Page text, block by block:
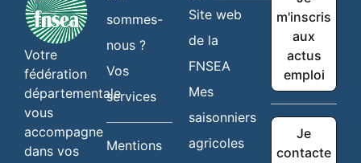
Votre
fédération
départementale
vous
accompagne
dans vos
sommes-
nous ?
Vos
services
Mentions
Site web
de la
FNSEA
Mes
saisonniers
agricoles
m'inscris
aux
actus
emploi
Je
contacte